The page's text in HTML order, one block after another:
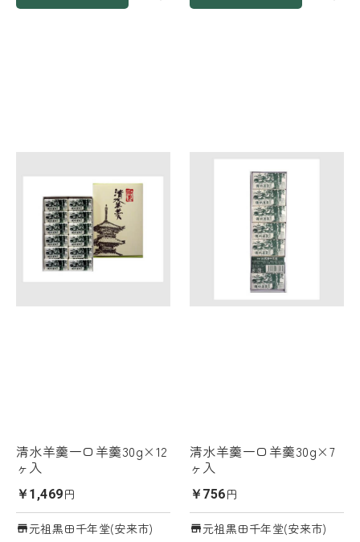
清水羊羹一口羊羹30g×12
ヶ入
￥1,469円
元祖黒田千年堂(安来市)
清水羊羹一口羊羹30g×7
ヶ入
￥756円
元祖黒田千年堂(安来市)